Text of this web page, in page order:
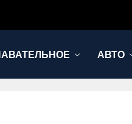
АВТО